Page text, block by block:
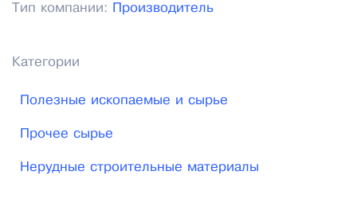
прокладки инженерных сетей, устройства
ЭлитСтройГрупп гордится исключительными
производимых и продаваемых строительных
материалов. Все позиции, представленные нами,
Тип компании: Производитель
Категории
Полезные ископаемые и сырье
Прочее сырье
Нерудные строительные материалы